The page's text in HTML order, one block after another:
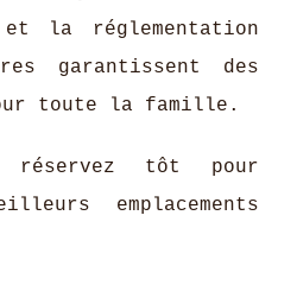
et la réglementation
garantissent des
toute la famille.
réservez tôt pour
emplacements